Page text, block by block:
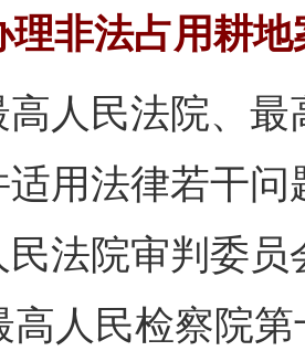
理非法占用耕
民法院、最
用法律若干
民法院审判委
高人民检察院